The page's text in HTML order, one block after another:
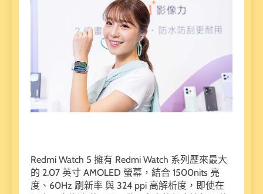
Redmi Watch 5 擁有 Redmi Watch 系列歷來最大
的 2.07 英寸 AMOLED 螢幕，結合 1500nits 亮
度、60Hz 刷新率 與 324 ppi 高解析度，即使在